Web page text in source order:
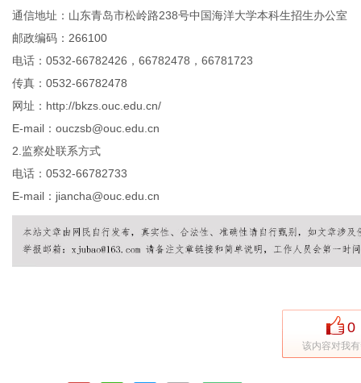
通信地址：山东青岛市松岭路238号中国海洋大学本科生招生办公室
邮政编码：266100
电话：0532-66782426，66782478，66781723
传真：0532-66782478
网址：http://bkzs.ouc.edu.cn/
E-mail：ouczsb@ouc.edu.cn
2.监察处联系方式
电话：0532-66782733
E-mail：jiancha@ouc.edu.cn
0
该内容对我